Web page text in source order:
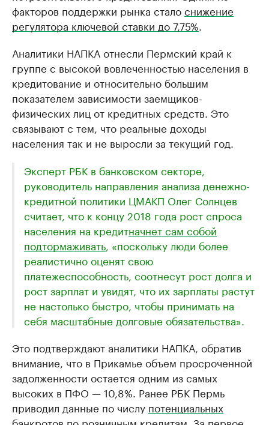
факторов поддержки рынка сталоснижение
регулятора ключевой ставки до 7,75%
Аналитики НАПКА отнесли Пермский край к
группе с высокой вовлеченностью населения в
кредитование и относительно большим
показателем зависимости заемщиков-
физических лиц от кредитных средств. Это
связывают с тем, что реальные доходы
населения так и не выросли за текущий год.
Эксперт РБК в банковском секторе,
руководитель направления анализа денежно-
кредитной политики ЦМАКП Олег Солнцев
считает, что к концу 2018 года рост спроса
населения на кредитначнет сам собой
подтормаживать , «поскольку люди более
реалистично оценят свою
платежеспособность, соотнесут рост долга и
рост зарплат и увидят, что их зарплаты растут
не настолько быстро, чтобы принимать на
себя масштабные долговые обязательства».
Это подтверждают аналитики НАПКА, обратив
внимание, что в Прикамье объем просроченной
задолженности остается одним из самых
высоких в ПФО — 10,8%. Ранее РБК Пермь
приводил данные по числу потенциальных